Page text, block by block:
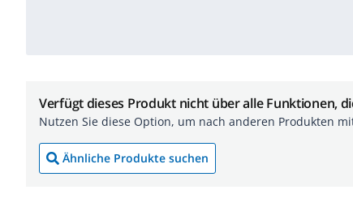
Verfügt dieses Produkt nicht über alle Funktionen,
Nutzen Sie diese Option, um nach anderen Produkten
Ähnliche Produkte suchen